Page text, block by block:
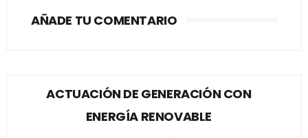
AÑADE TU COMENTARIO
ACTUACIÓN DE GENERACIÓN CON
ENERGÍA RENOVABLE